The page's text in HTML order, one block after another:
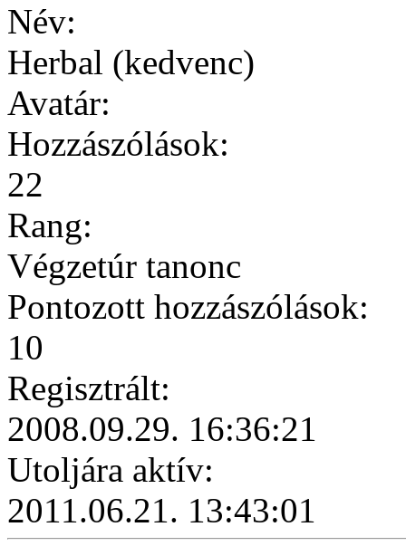
Név:
Herbal (kedvenc)
Avatár:
Hozzászólások:
22
Rang:
Végzetúr tanonc
Pontozott hozzászólások:
10
Regisztrált:
2008.09.29. 16:36:21
Utoljára aktív:
2011.06.21. 13:43:01